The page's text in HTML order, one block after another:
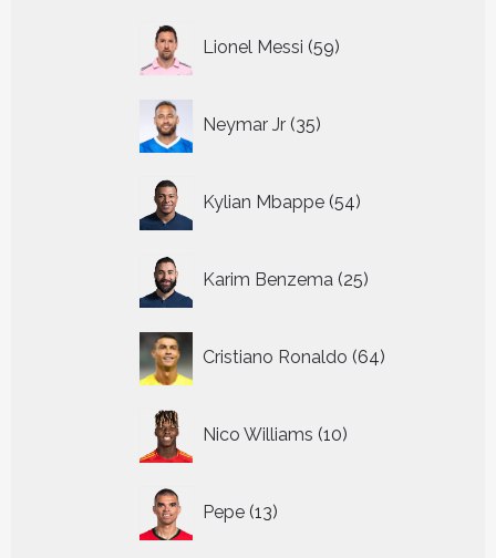
Lionel Messi 59
producten
Neymar Jr 35
producten
Kylian Mbappe 54
producten
Karim Benzema 25
producten
Cristiano Ronaldo 64
producten
Nico Williams 10
producten
Pepe 13
producten